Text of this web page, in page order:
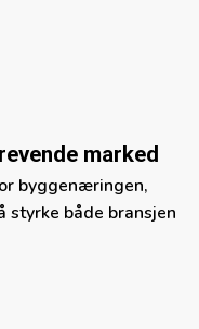
marked
byggenæringen,
styrke både bransjen